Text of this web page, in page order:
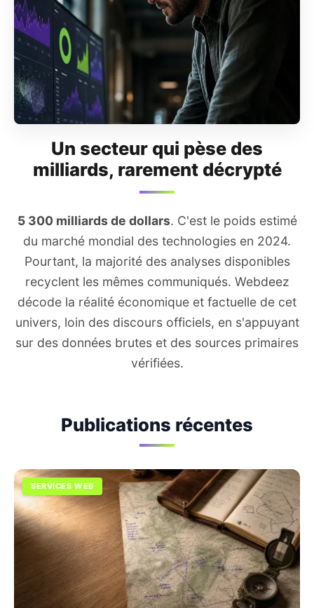
Un secteur qui pèse des
milliards, rarement décrypté
5 300 milliards de dollars. C'est le poids estimé
du marché mondial des technologies en 2024.
Pourtant, la majorité des analyses disponibles
recyclent les mêmes communiqués. Webdeez
décode la réalité économique et factuelle de cet
univers, loin des discours officiels, en s'appuyant
sur des données brutes et des sources primaires
vérifiées.
Publications récentes
SERVICES WEB